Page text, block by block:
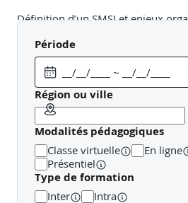
Définition d’un SMSI et enjeux
Relations avec les autres normes,
27002 pour les mesures de
mise en œuvre des contrôles)
Panorama des normes connexes :
des risques), ISO/IEC 27035
Atelier pratique: Identifier les
organisation fictive.
[Jour 1 - Après-midi]
Période
Région ou ville
Modalités pédagogiques
Classe virtuelle En ligne
Présentiel
Type de formation
Inter Intra